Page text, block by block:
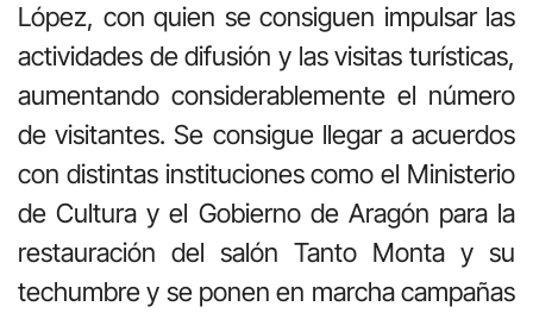
López, con quien se consiguen impulsar las
actividades de difusión y las visitas turísticas,
aumentando considerablemente el número
de visitantes. Se consigue llegar a acuerdos
con distintas instituciones como el Ministerio
de Cultura y el Gobierno de Aragón para la
restauración del salón Tanto Monta y su
techumbre y se ponen en marcha campañas